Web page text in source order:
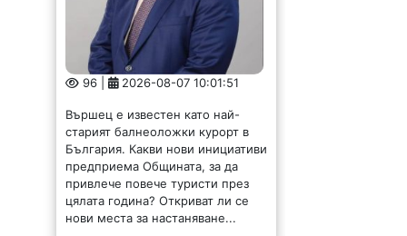
96 | 2026-08-07 10:01:51
Вършец е известен като най-
старият балнеоложки курорт в
България. Какви нови инициативи
предприема Общината, за да
привлече повече туристи през
цялата година? Откриват ли се
нови места за настаняване...